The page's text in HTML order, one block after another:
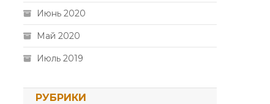
Июнь 2020
Май 2020
Июль 2019
РУБРИКИ